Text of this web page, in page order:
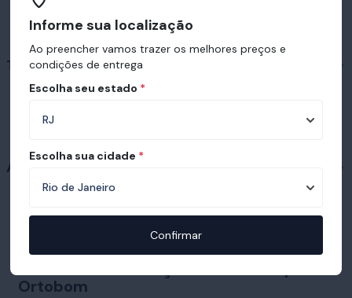
Travesseiros em destaque
Acessórios
Ortobom
Informe sua localização
Ao preencher vamos trazer os melhores preços e
condições de entrega
Escolha seu estado *
Escolha sua cidade *
Confirmar